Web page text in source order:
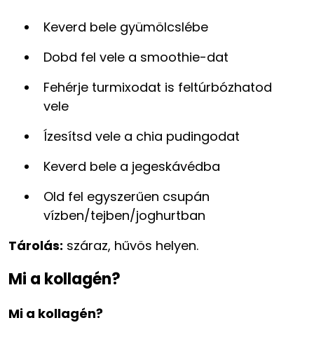
Keverd bele gyümölcslébe
Dobd fel vele a smoothie-dat
Fehérje turmixodat is feltúrbózhatod
vele
Ízesítsd vele a chia pudingodat
Keverd bele a jegeskávédba
Old fel egyszerűen csupán
vízben/tejben/joghurtban​​​
Tárolás: száraz, hűvös helyen.
Mi a kollagén?
Mi a kollagén?